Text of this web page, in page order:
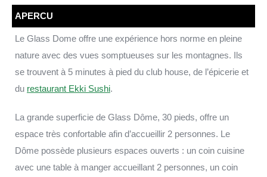
APERCU
Le Glass Dome offre une expérience hors norme en pleine
nature avec des vues somptueuses sur les montagnes. Ils
se trouvent à 5 minutes à pied du club house, de l’épicerie et
du restaurant Ekki Sushi.
La grande superficie de Glass Dôme, 30 pieds, offre un
espace très confortable afin d’accueillir 2 personnes. Le
Dôme possède plusieurs espaces ouverts : un coin cuisine
avec une table à manger accueillant 2 personnes, un coin